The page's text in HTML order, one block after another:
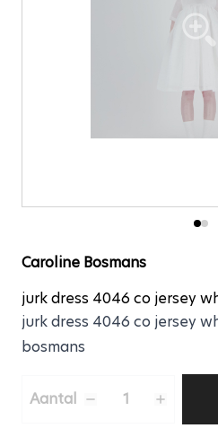
jurk dress
Caroline Bosmans
jurk dress 4046 co jersey
jurk dress 4046 co jersey
bosmans
Aantal